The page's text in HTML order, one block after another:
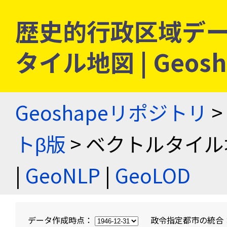
歴史的行政区域デ
タイル地図 |
Geoshapeリポジトリ >
トβ版 > ベクトルタイ
| GeoNLP | GeoLOD
データ作成時点： 政令指定都市の統